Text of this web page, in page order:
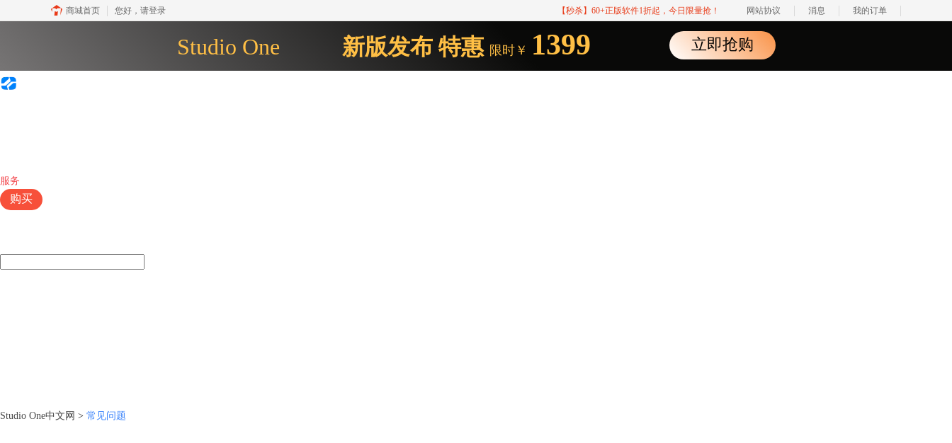
商城首页 您好， 请登录 【秒杀】60+正版软件1折起，今日限量抢！ 网站协议 消息 我的订单
Studio One 新版发布 特惠 限时￥ 1399 立即抢购
Studio One
服务
购买
Studio One中文网 > 常见问题